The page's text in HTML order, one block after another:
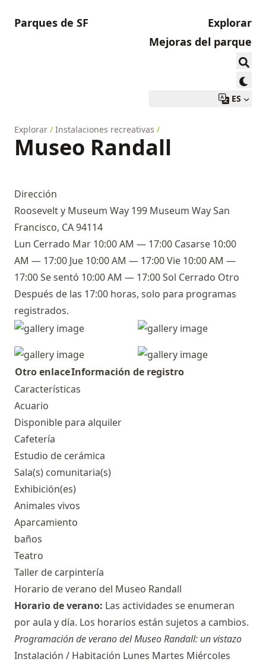
Parques de SF
Explorar
Mejoras del parque
ES
Explorar / Instalaciones recreativas /
Museo Randall
Dirección
Roosevelt y Museum Way 199 Museum Way San
Francisco, CA 94114
Lun Cerrado Mar 10:00 AM — 17:00 Casarse 10:00
AM — 17:00 Jue 10:00 AM — 17:00 Vie 10:00 AM —
17:00 Se sentó 10:00 AM — 17:00 Sol Cerrado Otro
Después de las 17:00 horas, solo para programas
registrados.
Otro enlaceInformación de registro
Características
Acuario
Disponible para alquiler
Cafetería
Estudio de cerámica
Sala(s) comunitaria(s)
Exhibición(es)
Animales vivos
Aparcamiento
baños
Teatro
Taller de carpintería
Horario de verano del Museo Randall
Horario de verano: Las actividades se enumeran
por aula y día. Los horarios están sujetos a cambios.
Programación de verano del Museo Randall: un vistazo
Instalación / Habitación Lunes Martes Miércoles